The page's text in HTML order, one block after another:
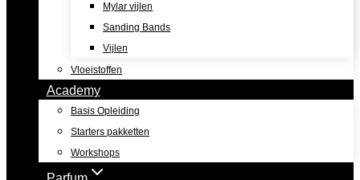
Mylar vijlen
Sanding Bands
Vijlen
Vloeistoffen
Academy
Basis Opleiding
Starters pakketten
Workshops